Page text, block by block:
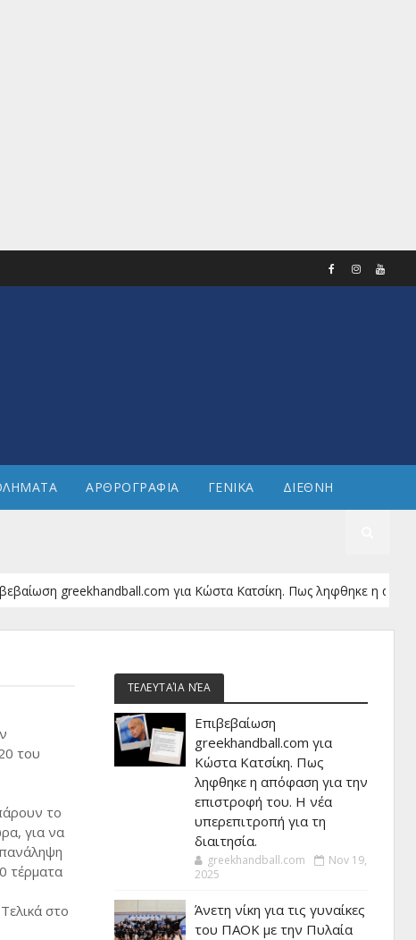
ΑΡΘΡΟΓΡΑΦΙΑ ΓΕΝΙΚΑ ΔΙΕΘΝΗ
greekhandball.com για Κώστα Κατσίκη. Πως ληφθηκε η απόφαση
του
το
για να
τέρματα
στο
ΤΕΛΕΥΤΑΊΑ ΝΈΑ
Επιβεβαίωση
greekhandball.com για
Κώστα Κατσίκη. Πως
ληφθηκε η απόφαση για την
επιστροφή του. Η νέα
υπερεπιτροπή για τη
διαιτησία.
greekhandball.com
Nov 19,
2025
Άνετη νίκη για τις γυναίκες
του ΠΑΟΚ με την Πυλαία